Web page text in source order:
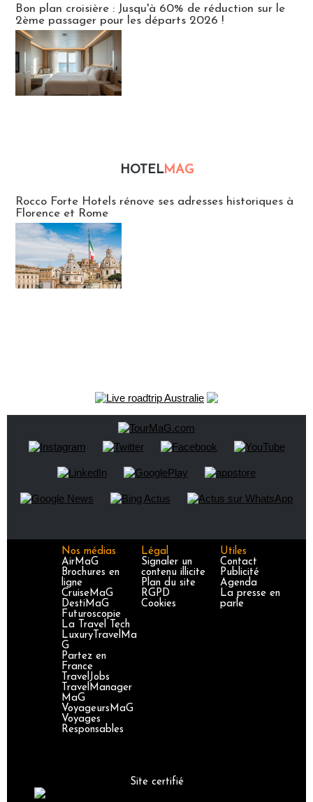
Bon plan croisière : Jusqu'à 60% de réduction sur le
2ème passager pour les départs 2026 !
HOTELMAG
Rocco Forte Hotels rénove ses adresses historiques à
Florence et Rome
Nos médias
AirMaG
Brochures en
ligne
CruiseMaG
DestiMaG
Futuroscopie
La Travel Tech
LuxuryTravelMa
G
Partez en
France
TravelJobs
TravelManager
MaG
VoyageursMaG
Voyages
Responsables
Légal
Signaler un
contenu illicite
Plan du site
RGPD
Cookies
Utiles
Contact
Publicité
Agenda
La presse en
parle
Site certifié